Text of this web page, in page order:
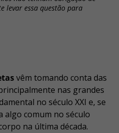
levar essa questão para
vêm tomando conta das
nas grandes
no século XXI e, se
algo comum no século
na última década.